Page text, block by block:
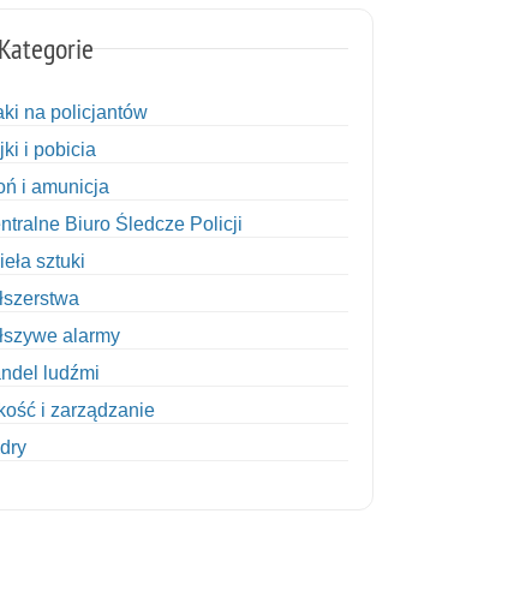
na policjantów
i pobicia
i amunicja
Biuro Śledcze Policji
sztuki
alarmy
ludźmi
i zarządzanie